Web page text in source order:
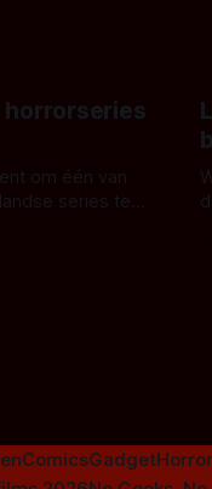
horrorseries
om één van
series te
ComicsGadget